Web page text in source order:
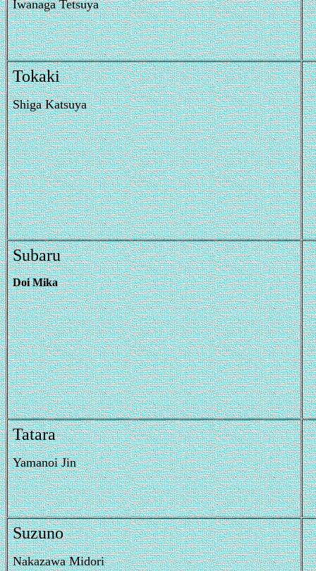
Iwanaga Tetsuya
Tokaki
Shiga Katsuya
Subaru
Doi Mika
Tatara
Yamanoi Jin
Suzuno
Nakazawa Midori